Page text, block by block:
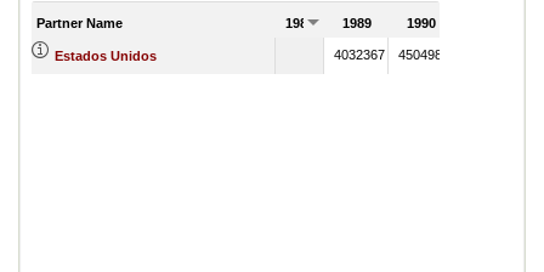
Partner Name 1988 1989 1990
Estados Unidos 4032367 4504985